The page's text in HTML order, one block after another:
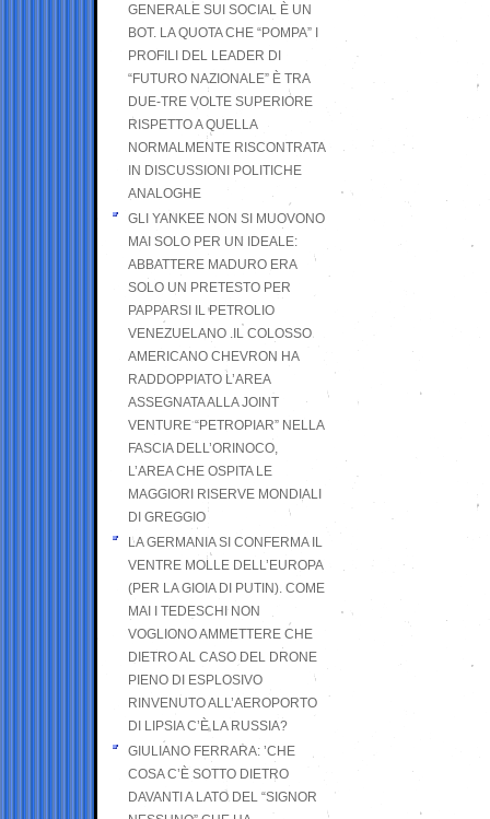
GENERALE SUI SOCIAL È UN
BOT. LA QUOTA CHE “POMPA” I
PROFILI DEL LEADER DI
“FUTURO NAZIONALE” È TRA
DUE-TRE VOLTE SUPERIORE
RISPETTO A QUELLA
NORMALMENTE RISCONTRATA
IN DISCUSSIONI POLITICHE
ANALOGHE
GLI YANKEE NON SI MUOVONO
MAI SOLO PER UN IDEALE:
ABBATTERE MADURO ERA
SOLO UN PRETESTO PER
PAPPARSI IL PETROLIO
VENEZUELANO .IL COLOSSO
AMERICANO CHEVRON HA
RADDOPPIATO L’AREA
ASSEGNATA ALLA JOINT
VENTURE “PETROPIAR” NELLA
FASCIA DELL’ORINOCO,
L’AREA CHE OSPITA LE
MAGGIORI RISERVE MONDIALI
DI GREGGIO
LA GERMANIA SI CONFERMA IL
VENTRE MOLLE DELL’EUROPA
(PER LA GIOIA DI PUTIN). COME
MAI I TEDESCHI NON
VOGLIONO AMMETTERE CHE
DIETRO AL CASO DEL DRONE
PIENO DI ESPLOSIVO
RINVENUTO ALL’AEROPORTO
DI LIPSIA C’È LA RUSSIA?
GIULIANO FERRARA: ’CHE
COSA C’È SOTTO DIETRO
DAVANTI A LATO DEL “SIGNOR